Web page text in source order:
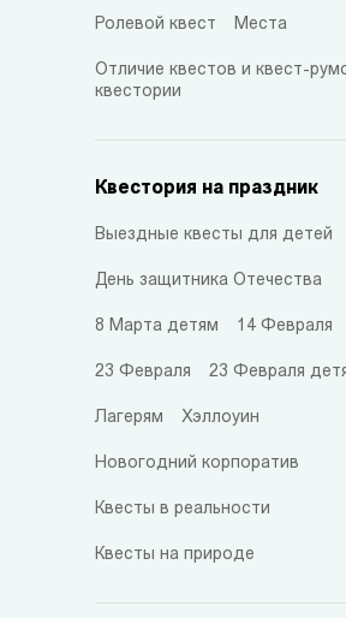
Ролевой квест Места
Отличие квестов и квест-
квестории
Квестория на праздник
Выездные квесты для детей
День защитника Отечества
8 Марта детям 14 Февраля
23 Февраля 23 Февраля
Лагерям Хэллоуин
Новогодний корпоратив
Квесты в реальности
Квесты на природе